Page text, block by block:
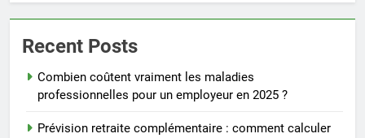
Recent Posts
Combien coûtent vraiment les maladies
professionnelles pour un employeur en 2025 ?
Prévision retraite complémentaire : comment calculer